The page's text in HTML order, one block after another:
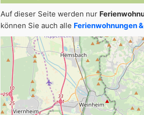
Auf dieser Seite werden nur
können Sie auch alle Ferienwohnungen